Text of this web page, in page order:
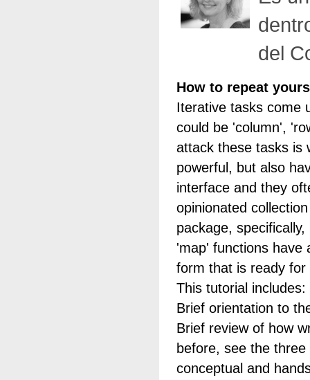
del
How to repeat
Iterative tasks come
could be 'column',
attack these tasks is
powerful, but also
interface and they
opinionated
package,
'map' functions have
form that is ready
This tutorial includes:
Brief orientation to
Brief review of how
before, see the
conceptual and